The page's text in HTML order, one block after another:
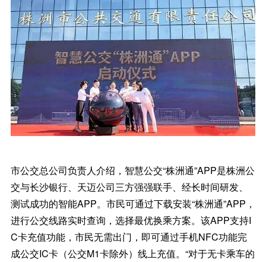
市公交总公司负责人介绍，智慧公交“株洲通”APP是株洲公
交与长沙银行、天迈公司三方强强联手、经长时间研发、
测试成功的智能APP。市民可通过下载安装“株洲通”APP，
进行公交线路实时查询，选择最优换乘方案。该APP支持I
C卡充值功能，市民无需出门，即可通过手机NFC功能完
成公交IC卡（公交M1卡除外）线上充值。“对于无卡乘车的